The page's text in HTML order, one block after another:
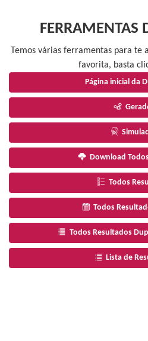
FERRAMENTAS
Temos várias ferramentas para
favorita, basta
Página inicial da
Download
Todos
Todos
Todos Resultados
Lista de